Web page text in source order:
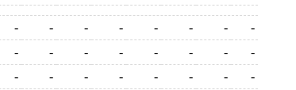
- - - - - - -
-
- - - - - - -
-
- - - - - - -
-